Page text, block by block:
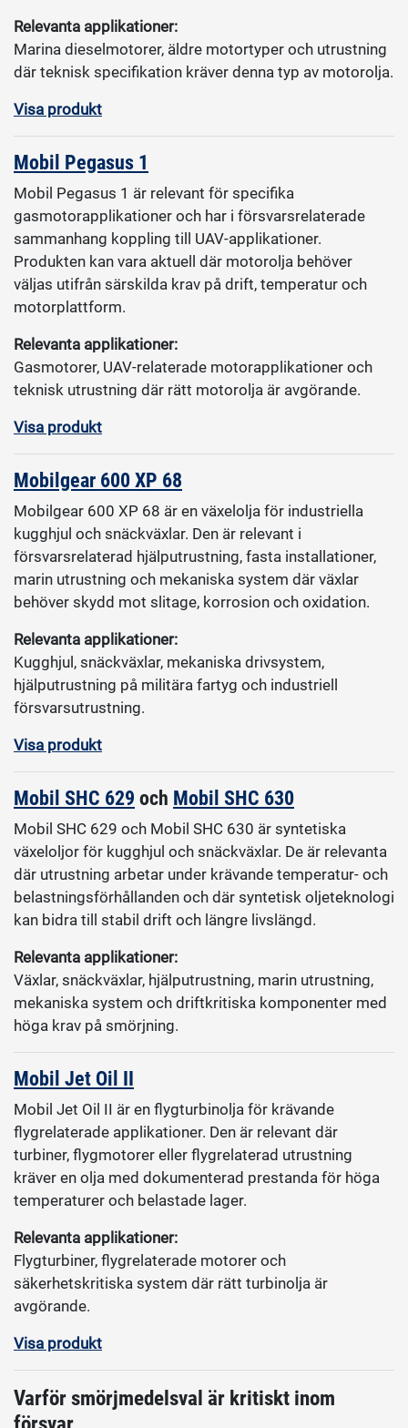
Relevanta applikationer:
Marina dieselmotorer, äldre motortyper och utrustning
där teknisk specifikation kräver denna typ av motorolja.
Visa produkt
Mobil Pegasus 1
Mobil Pegasus 1 är relevant för specifika
gasmotorapplikationer och har i försvarsrelaterade
sammanhang koppling till UAV-applikationer.
Produkten kan vara aktuell där motorolja behöver
väljas utifrån särskilda krav på drift, temperatur och
motorplattform.
Relevanta applikationer:
Gasmotorer, UAV-relaterade motorapplikationer och
teknisk utrustning där rätt motorolja är avgörande.
Visa produkt
Mobilgear 600 XP 68
Mobilgear 600 XP 68 är en växelolja för industriella
kugghjul och snäckväxlar. Den är relevant i
försvarsrelaterad hjälputrustning, fasta installationer,
marin utrustning och mekaniska system där växlar
behöver skydd mot slitage, korrosion och oxidation.
Relevanta applikationer:
Kugghjul, snäckväxlar, mekaniska drivsystem,
hjälputrustning på militära fartyg och industriell
försvarsutrustning.
Visa produkt
Mobil SHC 629 och Mobil SHC 630
Mobil SHC 629 och Mobil SHC 630 är syntetiska
växeloljor för kugghjul och snäckväxlar. De är relevanta
där utrustning arbetar under krävande temperatur- och
belastningsförhållanden och där syntetisk oljeteknologi
kan bidra till stabil drift och längre livslängd.
Relevanta applikationer:
Växlar, snäckväxlar, hjälputrustning, marin utrustning,
mekaniska system och driftkritiska komponenter med
höga krav på smörjning.
Mobil Jet Oil II
Mobil Jet Oil II är en flygturbinolja för krävande
flygrelaterade applikationer. Den är relevant där
turbiner, flygmotorer eller flygrelaterad utrustning
kräver en olja med dokumenterad prestanda för höga
temperaturer och belastade lager.
Relevanta applikationer:
Flygturbiner, flygrelaterade motorer och
säkerhetskritiska system där rätt turbinolja är
avgörande.
Visa produkt
Varför smörjmedelsval är kritiskt inom